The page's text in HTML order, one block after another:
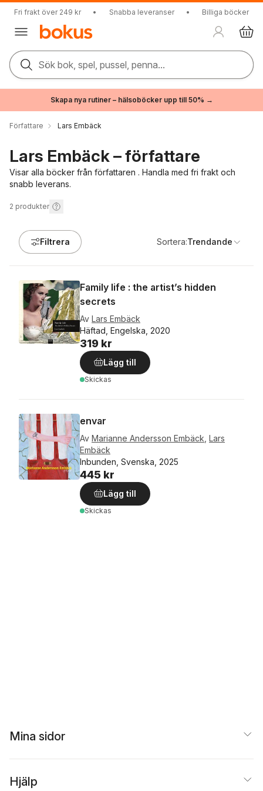
Fri frakt över 249 kr • Snabba leveranser • Billiga böcker
Sök bok, spel, pussel, penna...
Skapa nya rutiner – hälsoböcker upp till 50% →
Författare Lars Embäck
Lars Embäck – författare
Visar alla böcker från författaren . Handla med fri frakt och
snabb leverans.
2 produkter
Filtrera Sortera:Trendande
Family life : the artist’s hidden
secrets
Av Lars Embäck
Häftad, Engelska, 2020
319 kr
Lägg till
Skickas
envar
Av Marianne Andersson Embäck Lars
Embäck
Inbunden, Svenska, 2025
445 kr
Lägg till
Skickas
Mina sidor
Hjälp